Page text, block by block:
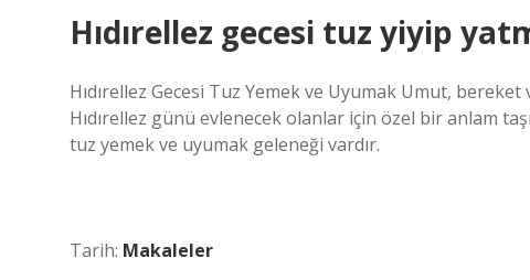
Hıdırellez gecesi tuz yiyip
Hıdırellez Gecesi Tuz Yemek ve Uyumak Umut,
Hıdırellez günü evlenecek olanlar için özel bir anlam
tuz yemek ve uyumak geleneği vardır.
Tarih: Makaleler